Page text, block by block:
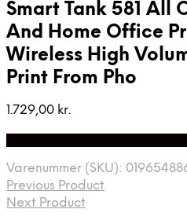
Smart Tank 581 All
And Home Office
Wireless High
Print From Pho
1.729,00 kr.
Varenummer (SKU):
Previous Product
Next Product